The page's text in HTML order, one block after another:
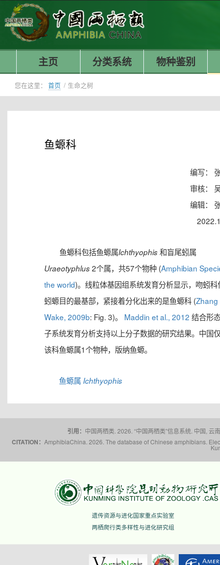
主页 分类系统 物种鉴别
您在这里： 首页 / 生命之树
鱼螈科
编写：
审核：
编辑：
鱼螈科包括鱼螈属Ichthyophis和盲尾蚓属
Uraeotyphlus2个属，共57个物种 (Amphibian
the world)。线粒体基因组系统发育分析显示，吻蚓科
蚓螈目的最基部，紧接着分化出来的是鱼螈科 (
Wake, 2009b: Fig. 3)。 Maddin et al., 2012 结合形
子系统发育分析支持以上分子数据的研究结果。中国
该科鱼螈属1个物种，版纳鱼螈。
鱼螈属 Ichthyophis
引用： 中国两栖类. 2026. “中国两栖类”信息系统. 中国,
CITATION： AmphibiaChina. 2026. The database of Chinese amphibians.
遗传资源与进化国家重点实验室
两栖爬行类多样性与进化研究组